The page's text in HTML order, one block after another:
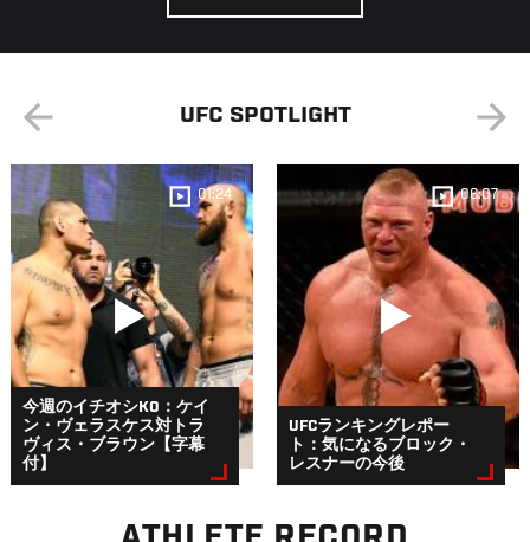
UFC SPOTLIGHT
01:24
今週のイチオシKO：ケイ
ン・ヴェラスケス対トラ
ヴィス・ブラウン【字幕
付】
06:07
UFCランキングレポー
ト：気になるブロック・
レスナーの今後